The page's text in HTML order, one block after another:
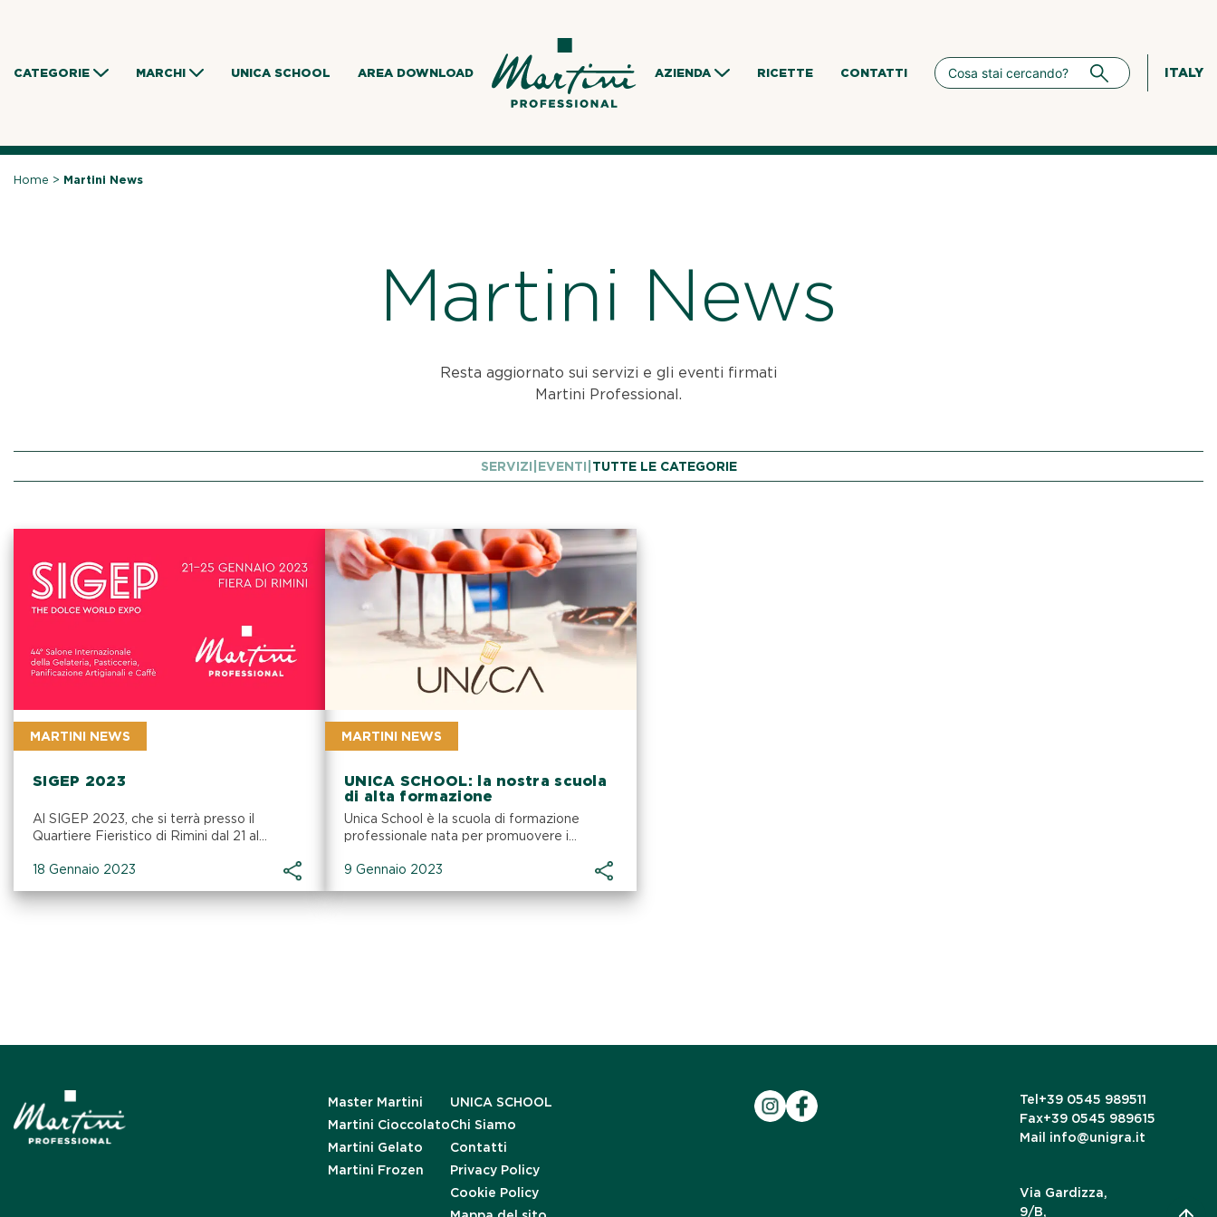
CATEGORIE MARCHI UNICA SCHOOL AREA DOWNLOAD AZIENDA RICETTE CONTATTI ITALY
Home > Martini News
Martini News
Resta aggiornato sui servizi e gli eventi firmati
Martini Professional.
SERVIZI EVENTI TUTTE LE CATEGORIE
MARTINI NEWS
SIGEP 2023
Al SIGEP 2023, che si terrà presso il
Quartiere Fieristico di Rimini dal 21 al...
18 Gennaio 2023
MARTINI NEWS
UNICA SCHOOL: la nostra scuola
di alta formazione
Unica School è la scuola di formazione
professionale nata per promuovere i...
9 Gennaio 2023
Master Martini
Martini Cioccolato
Martini Gelato
Martini Frozen
UNICA SCHOOL
Chi Siamo
Contatti
Privacy Policy
Cookie Policy
Tel +39 0545 989511
Fax+39 0545 989615
Mail info@unigra.it
Via Gardizza,
9/B,